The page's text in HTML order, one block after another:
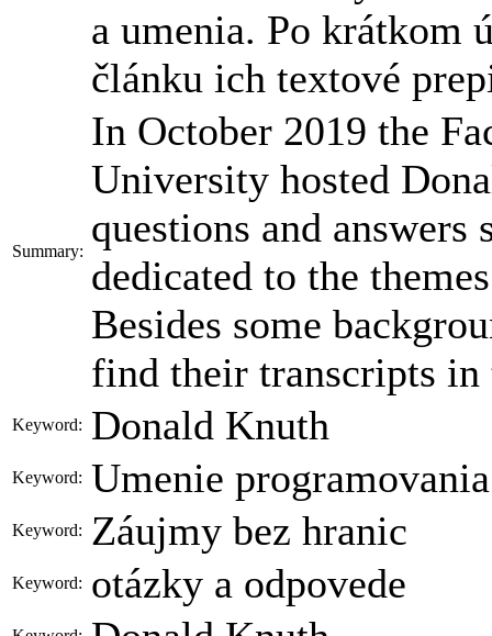
a umenia. Po krátkom
článku ich textové
Summary:
In October 2019 the
University hosted
questions and answers
dedicated to the
Besides some
find their transcripts
Keyword: Donald Knuth
Keyword: Umenie programovania
Keyword: Záujmy bez hranic
Keyword: otázky a odpovede